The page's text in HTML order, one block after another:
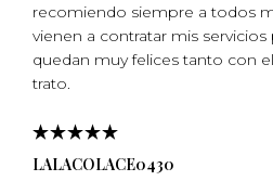
recomiendo siempre a todos
vienen a contratar mis servicios
quedan muy felices tanto con
trato.
LALACOLACE0430